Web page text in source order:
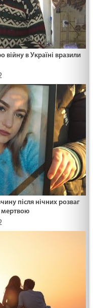
війну в Україні вразили
після нічних розваг
мертвою